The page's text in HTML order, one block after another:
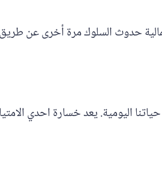
حدوث السلوك مرة أخرى عن
اليومية. يعد خسارة احدي